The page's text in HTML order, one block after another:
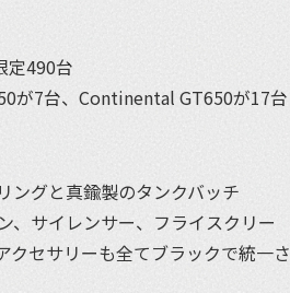
定490台
が7台、Continental GT650が17台
ングと真鍮製のタンクバッチ
、サイレンサー、フライスクリー
クセサリーも全てブラックで統一さ